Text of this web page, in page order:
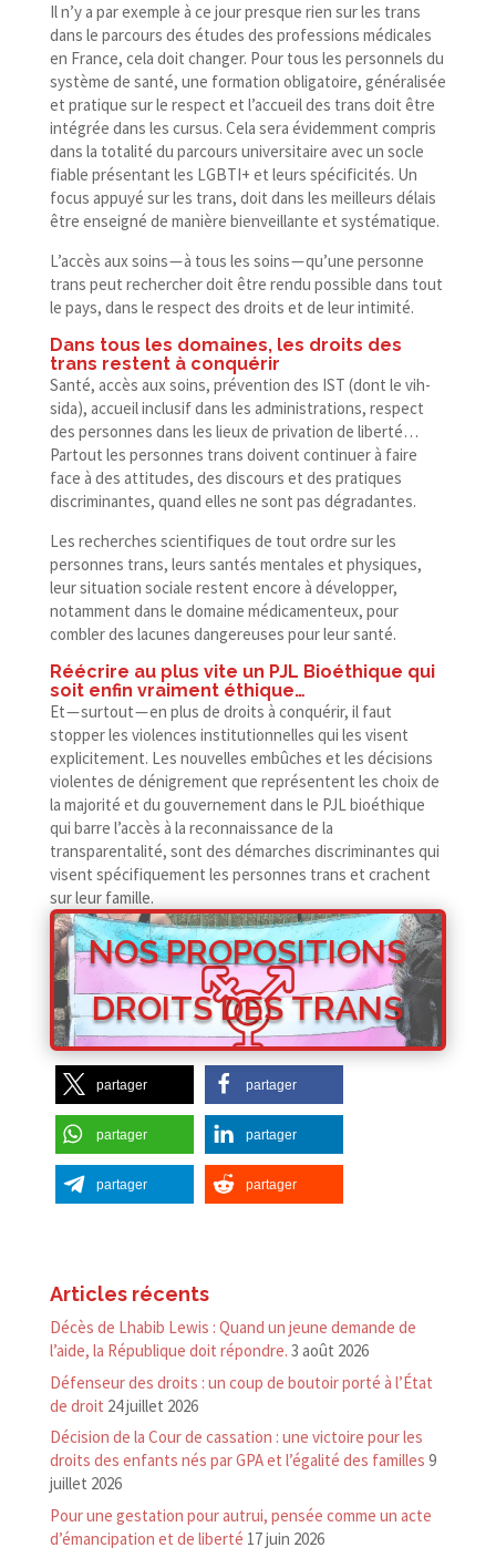
Il n’y a par exemple à ce jour presque rien sur les trans
dans le parcours des études des professions médicales
en France, cela doit changer. Pour tous les personnels du
système de santé, une formation obligatoire, généralisée
et pratique sur le respect et l’accueil des trans doit être
intégrée dans les cursus. Cela sera évidemment compris
dans la totalité du parcours universitaire avec un socle
fiable présentant les LGBTI+ et leurs spécificités. Un
focus appuyé sur les trans, doit dans les meilleurs délais
être enseigné de manière bienveillante et systématique.
L’accès aux soins — à tous les soins — qu’une personne
trans peut rechercher doit être rendu possible dans tout
le pays, dans le respect des droits et de leur intimité.
Dans tous les domaines, les droits des
trans restent à conquérir
Santé, accès aux soins, prévention des IST (dont le vih-​
sida), accueil inclusif dans les administrations, respect
des personnes dans les lieux de privation de liberté…
Partout les personnes trans doivent continuer à faire
face à des attitudes, des discours et des pratiques
discriminantes, quand elles ne sont pas dégradantes.
Les recherches scientifiques de tout ordre sur les
personnes trans, leurs santés mentales et physiques,
leur situation sociale restent encore à développer,
notamment dans le domaine médicamenteux, pour
combler des lacunes dangereuses pour leur santé.
Réécrire au plus vite un PJL Bioéthique qui
soit enfin vraiment éthique…
Et — surtout — en plus de droits à conquérir, il faut
stopper les violences institutionnelles qui les visent
explicitement. Les nouvelles embûches et les décisions
violentes de dénigrement que représentent les choix de
la majorité et du gouvernement dans le PJL bioéthique
qui barre l’accès à la reconnaissance de la
transparentalité, sont des démarches discriminantes qui
visent spécifiquement les personnes trans et crachent
sur leur famille.
NOS PROPOSITIONS
DROITS DES TRANS
partager partager
partager partager
partager partager
Articles récents
Décès de Lhabib Lewis : Quand un jeune demande de
l’aide, la République doit répondre. 3 août 2026
Défenseur des droits : un coup de boutoir porté à l’État
de droit 24 juillet 2026
Décision de la Cour de cassation : une victoire pour les
droits des enfants nés par GPA et l’égalité des familles 9
juillet 2026
Pour une gestation pour autrui, pensée comme un acte
d’émancipation et de liberté 17 juin 2026